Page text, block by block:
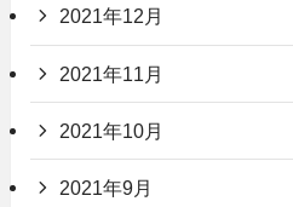
2021年12月
2021年11月
2021年10月
2021年9月